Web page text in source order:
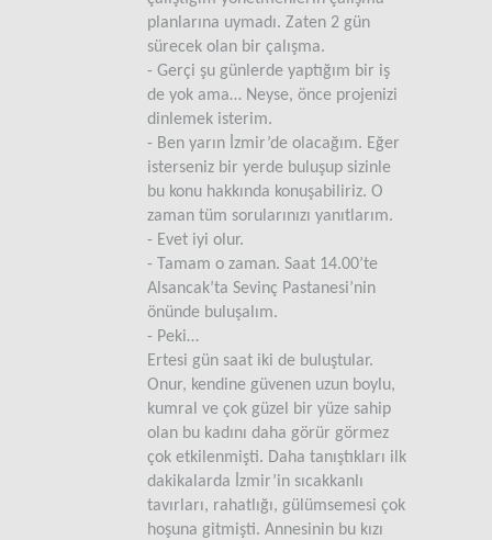
planlarına uymadı. Zaten 2 gün
sürecek olan bir çalışma.
- Gerçi şu günlerde yaptığım bir iş
de yok ama… Neyse, önce projenizi
dinlemek isterim.
- Ben yarın İzmir’de olacağım. Eğer
isterseniz bir yerde buluşup sizinle
bu konu hakkında konuşabiliriz. O
zaman tüm sorularınızı yanıtlarım.
- Evet iyi olur.
- Tamam o zaman. Saat 14.00’te
Alsancak’ta Sevinç Pastanesi’nin
önünde buluşalım.
- Peki…
Ertesi gün saat iki de buluştular.
Onur, kendine güvenen uzun boylu,
kumral ve çok güzel bir yüze sahip
olan bu kadını daha görür görmez
çok etkilenmişti. Daha tanıştıkları ilk
dakikalarda İzmir’in sıcakkanlı
tavırları, rahatlığı, gülümsemesi çok
hoşuna gitmişti. Annesinin bu kızı